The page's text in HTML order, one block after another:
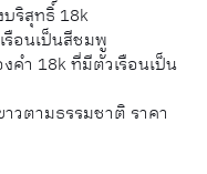
ริสุทธิ์ 18k
รือนเป็นสีชมพู
คำ 18k ที่มีตัวเรือนเป็น
วตามธรรมชาติ ราคา